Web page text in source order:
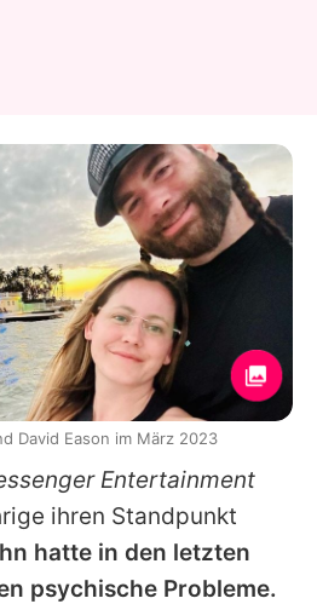
Entertainment
ihren Standpunkt
hatte in den letzten
psychische Probleme.
David Eason im März 2023